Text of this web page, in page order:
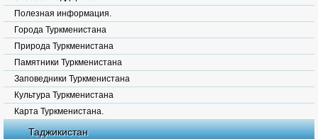
Полезная информация.
Города Туркменистана
Природа Туркменистана
Памятники Туркменистана
Заповедники Туркменистана
Культура Туркменистана
Карта Туркменистана.
Таджикистан